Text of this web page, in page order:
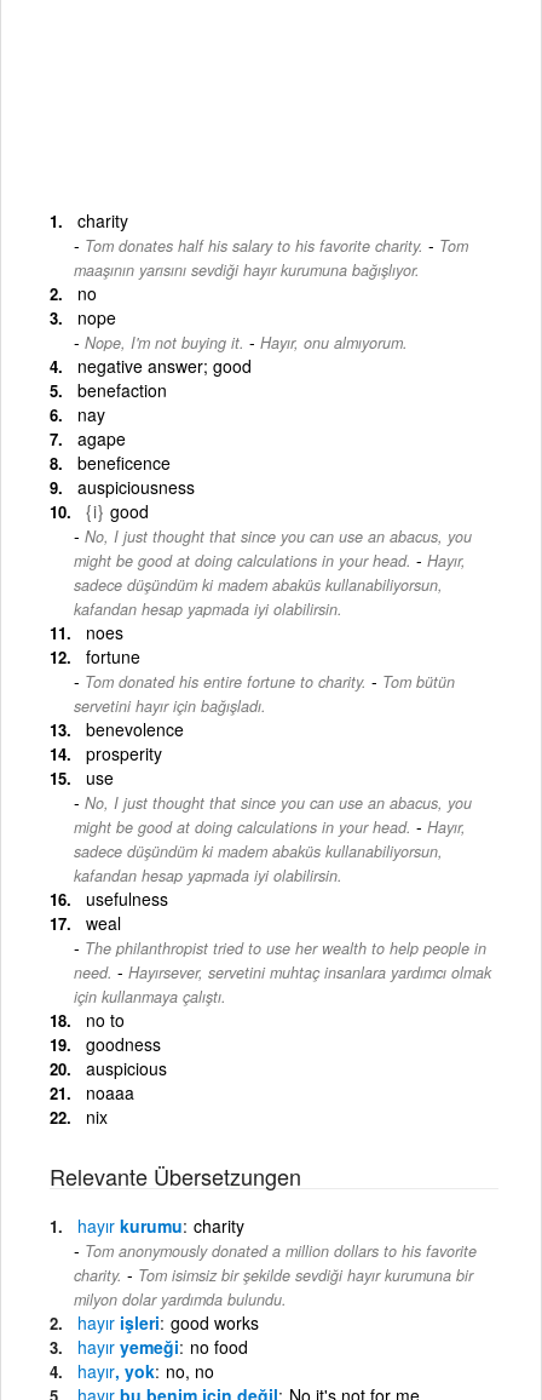
charity
Tom donates half his salary to his favorite charity. - Tom
maaşının yarısını sevdiği hayır kurumuna bağışlıyor.
no
nope
Nope, I'm not buying it. - Hayır, onu almıyorum.
negative answer; good
benefaction
nay
agape
beneficence
auspiciousness
{i} good
No, I just thought that since you can use an abacus, you
might be good at doing calculations in your head. - Hayır,
sadece düşündüm ki madem abaküs kullanabiliyorsun,
kafandan hesap yapmada iyi olabilirsin.
noes
fortune
Tom donated his entire fortune to charity. - Tom bütün
servetini hayır için bağışladı.
benevolence
prosperity
use
No, I just thought that since you can use an abacus, you
might be good at doing calculations in your head. - Hayır,
sadece düşündüm ki madem abaküs kullanabiliyorsun,
kafandan hesap yapmada iyi olabilirsin.
usefulness
weal
The philanthropist tried to use her wealth to help people in
need. - Hayırsever, servetini muhtaç insanlara yardımcı olmak
için kullanmaya çalıştı.
no to
goodness
auspicious
noaaa
nix
Relevante Übersetzungen
hayır kurumu charity
Tom anonymously donated a million dollars to his favorite
charity. - Tom isimsiz bir şekilde sevdiği hayır kurumuna bir
milyon dolar yardımda bulundu.
hayır işleri good works
hayır yemeği no food
hayır, yok no, no
hayır bu benim için değil No it's not for me